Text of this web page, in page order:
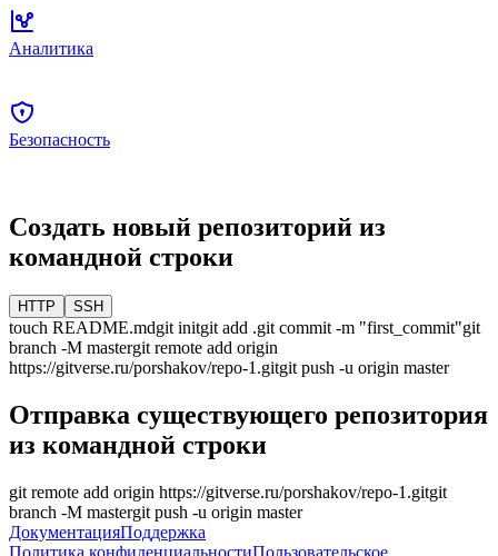
Аналитика
Безопасность
Создать новый репозиторий из
командной строки
HTTP SSH
touch README.mdgit initgit add .git commit -m "first_commit"git
branch -M mastergit remote add origin
https://gitverse.ru/porshakov/repo-1.gitgit push -u origin master
Отправка существующего репозитория
из командной строки
git remote add origin https://gitverse.ru/porshakov/repo-1.gitgit
branch -M mastergit push -u origin master
ДокументацияПоддержка
Политика конфиденциальностиПользовательское